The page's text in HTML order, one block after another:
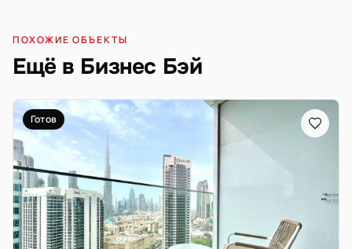
ПОХОЖИЕ ОБЪЕКТЫ
Ещё в Бизнес Бэй
Готов